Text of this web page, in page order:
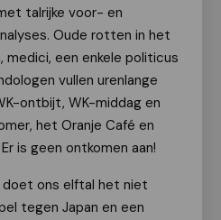
talrijke voor- en
Oude rotten in het
medici, een enkele politicus
vullen urenlange
ontbijt, WK-middag en
het Oranje Café en
is geen ontkomen aan!
doet ons elftal het niet
tegen Japan en een